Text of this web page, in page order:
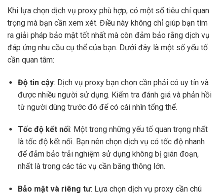
Khi lựa chọn dịch vụ proxy phù hợp, có một số tiêu chí quan
trọng mà bạn cần xem xét. Điều này không chỉ giúp bạn tìm
ra giải pháp bảo mật tốt nhất mà còn đảm bảo rằng dịch vụ
đáp ứng nhu cầu cụ thể của bạn. Dưới đây là một số yếu tố
cần quan tâm:
Độ tin cậy: Dịch vụ proxy bạn chọn cần phải có uy tín và
được nhiều người sử dụng. Kiểm tra đánh giá và phản hồi
từ người dùng trước đó để có cái nhìn tổng thể.
Tốc độ kết nối: Một trong những yếu tố quan trọng nhất
là tốc độ kết nối. Bạn nên chọn dịch vụ có tốc độ nhanh
để đảm bảo trải nghiệm sử dụng không bị gián đoạn,
nhất là trong các tác vụ cần băng thông lớn.
Bảo mật và riêng tư: Lựa chọn dịch vụ proxy cần chú